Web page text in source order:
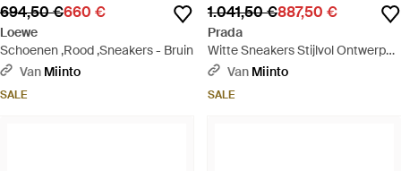
694,50 €660 €
Loewe
Schoenen ,Rood ,Sneakers - Bruin
Van Miinto
SALE
1.041,50 €887,50 €
Prada
Witte Sneakers Stijlvol Ontwerp
Casual Chique - Wit
Van Miinto
SALE